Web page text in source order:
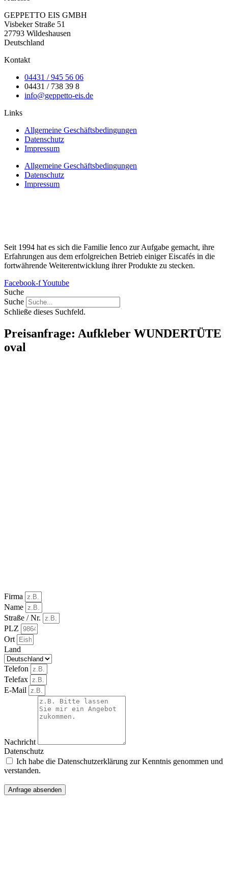
GEPPETTO EIS GMBH
Visbeker Straße 51
27793 Wildeshausen
Deutschland
Kontakt
04431 / 945 56 06
04431 / 738 39 8
info@geppetto-eis.de
Links
Allgemeine Geschäftsbedingungen
Datenschutz
Impressum
Allgemeine Geschäftsbedingungen
Datenschutz
Impressum
Seit 1994 hat es sich die Familie Ienco zur Aufgabe gemacht, ihre
Erfahrungen aus dem erfolgreichen Betrieb einiger Eiscafés in die
fortwährende Weiterentwicklung ihrer Produkte zu stecken.
Facebook-fYoutube
Suche
Suche
Schließe dieses Suchfeld.
Preisanfrage: Aufkleber WUNDERTÜTE
oval
Firma
Name
Straße / Nr.
PLZ
Ort
Land
Telefon
Telefax
E-Mail
Nachricht
Datenschutz
Ich habe die Datenschutzerklärung zur Kenntnis genommen und
verstanden.
Anfrage absenden